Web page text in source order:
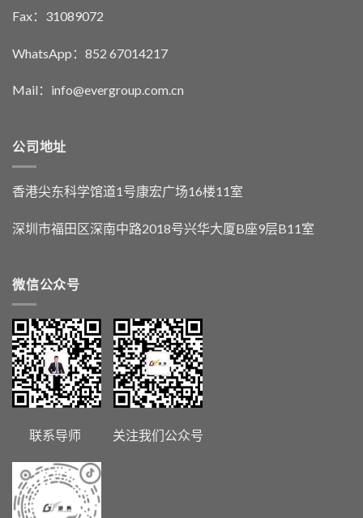
Fax：31089072
WhatsApp：852 67014217
Mail：info@evergroup.com.cn
公司地址
香港尖东科学馆道1号康宏广场16楼11室
深圳市福田区深南中路2018号兴华大厦B座9层B11室
微信公众号
联系导师 关注我们公众号